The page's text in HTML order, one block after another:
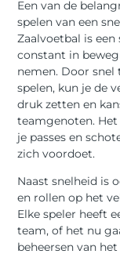
Een van de
spelen van een
Zaalvoetbal is
constant in
nemen. Door snel
spelen, kun je de
druk zetten en
teamgenoten.
je passes en
zich voordoet.
Naast snelheid is
en rollen op het
Elke speler heeft
team, of het nu
beheersen van